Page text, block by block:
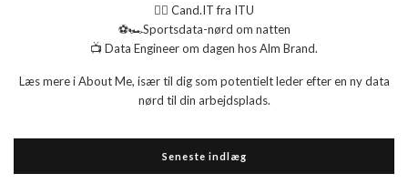
👉🏻 Cand.IT fra ITU
⚽🏎️Sportsdata-nørd om natten
📺 Data Engineer om dagen hos Alm Brand.
Læs mere i About Me, især til dig som potentielt leder efter en ny data
nørd til din arbejdsplads.
Seneste indlæg